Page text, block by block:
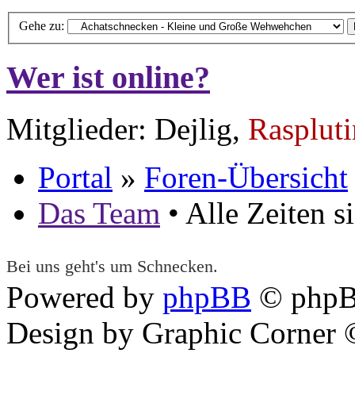
Gehe zu:
Wer ist online?
Mitglieder: Dejlig,
Portal » Foren-Übersicht
Das Team • Alle Zeiten
Bei uns geht's um Schnecken.
Powered by phpBB ©
Design by Graphic Corner